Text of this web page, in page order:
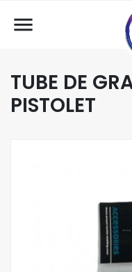

TUBE DE
PISTOLET